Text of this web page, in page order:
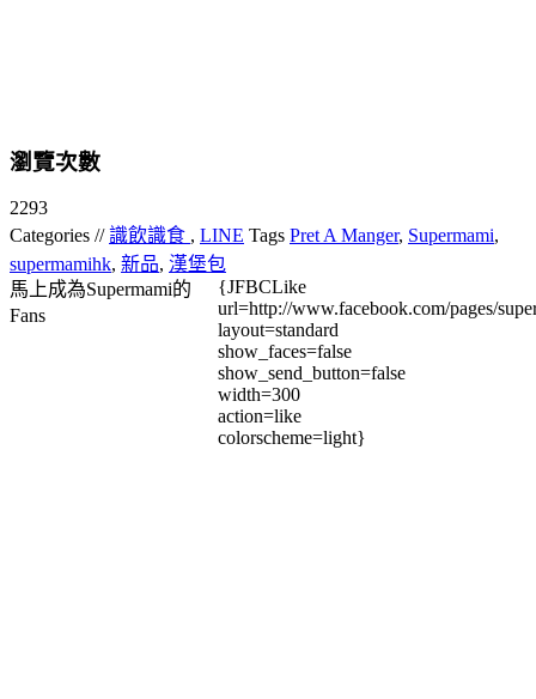
瀏覽次數
2293
Categories //識飲識食 , LINE Tags Pret A Manger, Supermami,
supermamihk, 新品, 漢堡包
馬上成為Supermami的
Fans
{JFBCLike
url=http://www.facebook.com/pages/
layout=standard
show_faces=false
show_send_button=false
width=300
action=like
colorscheme=light}